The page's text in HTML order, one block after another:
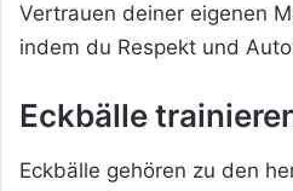
Vertrauen deiner eigenen
indem du Respekt und
Eckbälle
Eckbälle gehören zu den